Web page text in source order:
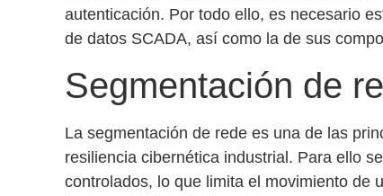
autenticación. Por todo ello, es necesario
de datos SCADA, así como la de sus
Segmentación de
La segmentación de rede es una de las
resiliencia cibernética industrial. Para ello
controlados, lo que limita el movimiento de